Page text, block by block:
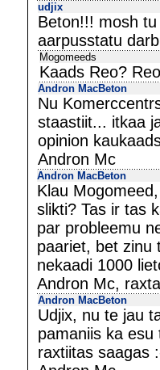
udjix
Beton!!! mosh
aarpusstatu
Mogomeeds
Kaads Reo?
Andron MacBeton
Nu
staastiit... itkaa
opinion
Andron Mc
Andron MacBeton
Klau
slikti? Tas ir tas
par probleemu
paariet, bet zinu
nekaadi 1000
Andron Mc,
Andron MacBeton
Udjix, nu te jau
pamaniis ka
raxtiitas saagas